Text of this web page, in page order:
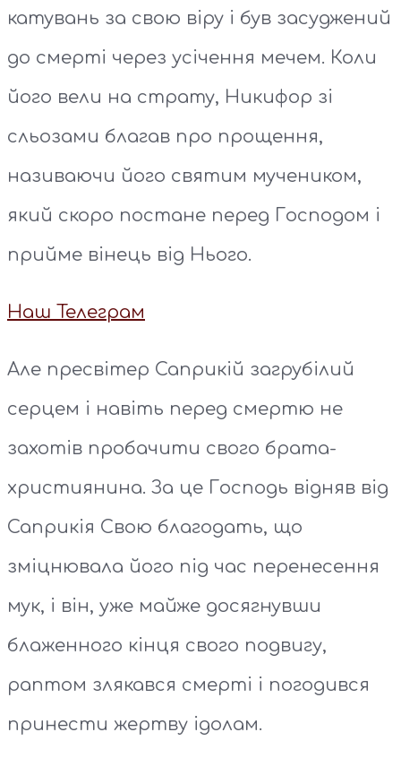
катувань за свою віру і був засуджений
до смерті через усічення мечем. Коли
його вели на страту, Никифор зі
сльозами благав про прощення,
називаючи його святим мучеником,
який скоро постане перед Господом і
прийме вінець від Нього.
Наш Телеграм
Але пресвітер Саприкій загрубілий
серцем і навіть перед смертю не
захотів пробачити свого брата-
християнина. За це Господь відняв від
Саприкія Свою благодать, що
зміцнювала його під час перенесення
мук, і він, уже майже досягнувши
блаженного кінця свого подвигу,
раптом злякався смерті і погодився
принести жертву ідолам.